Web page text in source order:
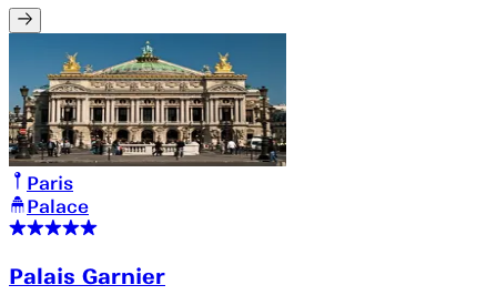
Paris
Palace
Palais Garnier